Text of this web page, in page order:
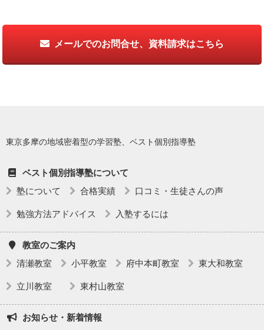
メールでのお問合せ、資料請求はこちら
東京多摩の地域密着型の学習塾、ベスト個別指導塾
ベスト個別指導塾について
塾について
合格実績 口コミ・生徒さんの声
勉強方法アドバイス 入塾するには
教室のご案内
清瀬教室
小平教室 府中本町教室 東大和教室
立川教室 東村山教室
お知らせ・新着情報